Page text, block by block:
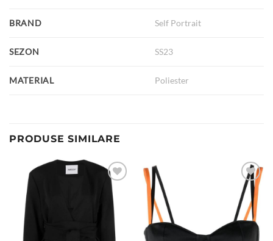
BRAND Self Portrait
SEZON SS23
MATERIAL Poliester
PRODUSE SIMILARE